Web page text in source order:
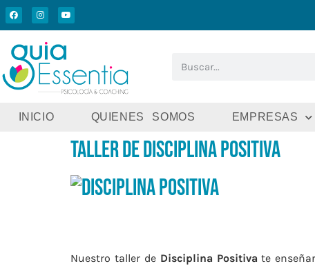
INICIO QUIENES SOMOS EMPRESAS
Taller de Disciplina Positiva
Nuestro taller de Disciplina Positiva te